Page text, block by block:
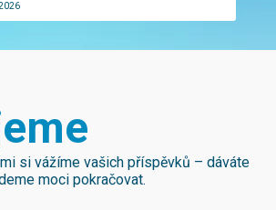
si vážíme vašich příspěvků – dáváte
moci pokračovat.